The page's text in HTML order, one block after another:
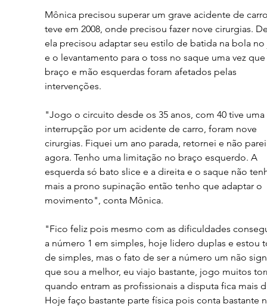
Mônica precisou superar um grave acidente de
teve em 2008, onde precisou fazer nove cirurgias.
ela precisou adaptar seu estilo de batida na bola
e o levantamento para o toss no saque uma vez
braço e mão esquerdas foram afetados pelas
intervenções.
"Jogo o circuito desde os 35 anos, com 40 tive uma
interrupção por um acidente de carro, foram nove
cirurgias. Fiquei um ano parada, retornei e não
agora. Tenho uma limitação no braço esquerdo. A
esquerda só bato slice e a direita e o saque não
mais a prono supinação então tenho que adaptar o
movimento", conta Mônica.
"Fico feliz pois mesmo com as dificuldades
a número 1 em simples, hoje lidero duplas e estou
de simples, mas o fato de ser a número um não
que sou a melhor, eu viajo bastante, jogo muitos
quando entram as profissionais a disputa fica mais
Hoje faço bastante parte física pois conta bastante